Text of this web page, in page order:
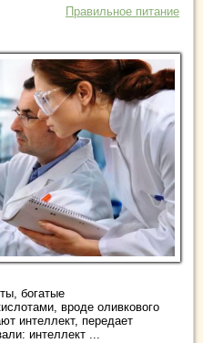
Правильное питание
богатые
вроде оливкового
интеллект, передает
интеллект ...